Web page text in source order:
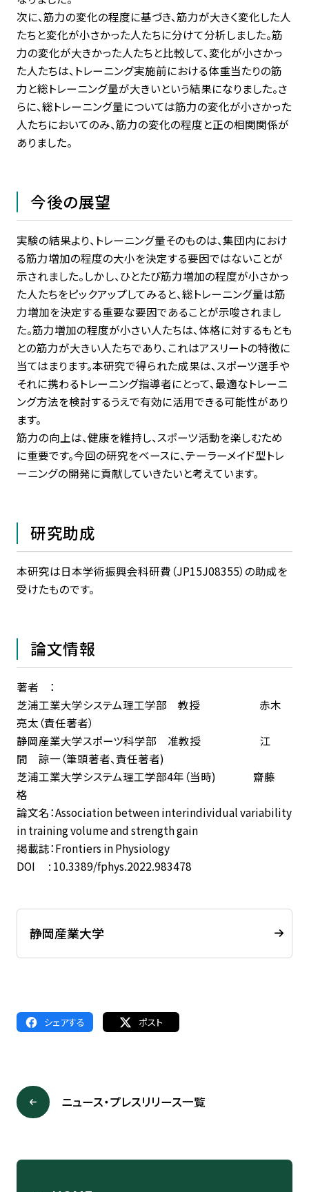
次に、筋力の変化の程度に基づき、筋力が大きく変化した人
たちと変化が小さかった人たちに分けて分析しました。筋
力の変化が大きかった人たちと比較して、変化が小さかっ
た人たちは、トレーニング実施前における体重当たりの筋
力と総トレーニング量が大きいという結果になりました。さ
らに、総トレーニング量については筋力の変化が小さかった
人たちにおいてのみ、筋力の変化の程度と正の相関関係が
ありました。
今後の展望
実験の結果より、トレーニング量そのものは、集団内におけ
る筋力増加の程度の大小を決定する要因ではないことが
示されました。しかし、ひとたび筋力増加の程度が小さかっ
た人たちをピックアップしてみると、総トレーニング量は筋
力増加を決定する重要な要因であることが示唆されまし
た。筋力増加の程度が小さい人たちは、体格に対するもとも
との筋力が大きい人たちであり、これはアスリートの特徴に
当てはまります。本研究で得られた成果は、スポーツ選手や
それに携わるトレーニング指導者にとって、最適なトレーニ
ング方法を検討するうえで有効に活用できる可能性があり
ます。
筋力の向上は、健康を維持し、スポーツ活動を楽しむため
に重要です。今回の研究をベースに、テーラーメイド型トレ
ーニングの開発に貢献していきたいと考えています。
研究助成
本研究は日本学術振興会科研費（JP15J08355）の助成を
受けたものです。
論文情報
著者 ：
芝浦工業大学システム理工学部 教授 赤木
亮太（責任著者）
静岡産業大学スポーツ科学部 准教授 江
間 諒一（筆頭著者、責任著者)
芝浦工業大学システム理工学部4年（当時) 齋藤
格
論文名：Association between interindividual variability
in training volume and strength gain
掲載誌：Frontiers in Physiology
DOI : 10.3389/fphys.2022.983478
静岡産業大学
シェアする ポスト
ニュース・プレスリリース一覧